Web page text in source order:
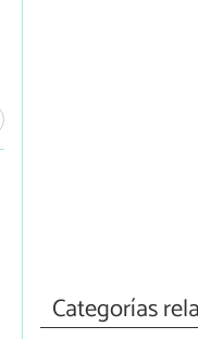
Categorías